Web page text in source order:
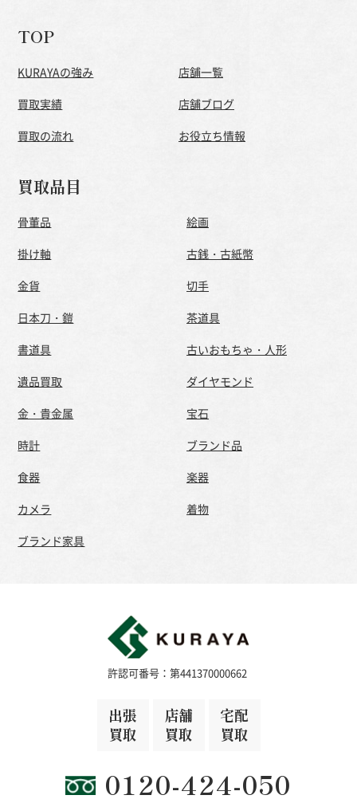
TOP
KURAYAの強み
買取実績
買取の流れ
店舗一覧
店舗ブログ
お役立ち情報
買取品目
骨董品
絵画
掛け軸
古銭・古紙幣
金貨
切手
日本刀・鎧
茶道具
書道具
古いおもちゃ・人形
遺品買取
ダイヤモンド
金・貴金属
宝石
時計
ブランド品
食器
楽器
カメラ
着物
ブランド家具
許認可番号：第441370000662
出張
買取
店舗
買取
宅配
買取
0120-424-050